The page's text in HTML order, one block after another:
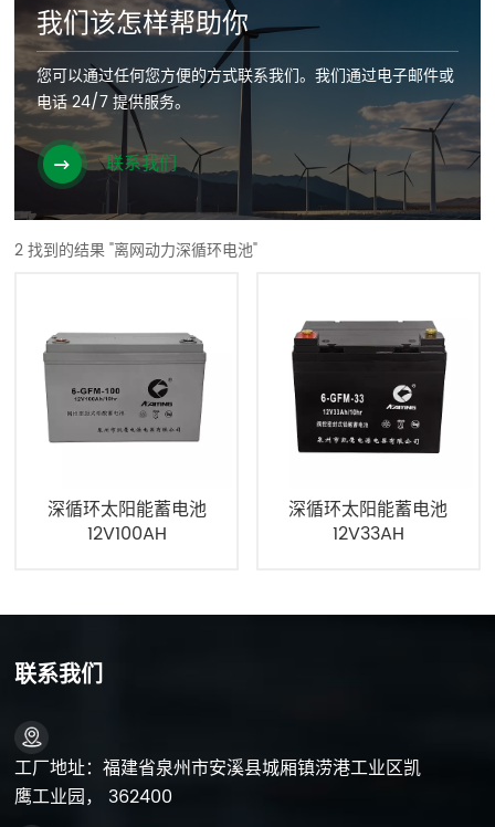
我们该怎样帮助你
您可以通过任何您方便的方式联系我们。我们通过电子邮件或
电话 24/7 提供服务。
联系我们
2 找到的结果 "离网动力深循环电池"
深循环太阳能蓄电池
12V100AH
深循环太阳能蓄电池
12V33AH
联系我们
工厂地址：福建省泉州市安溪县城厢镇涝港工业区凯
鹰工业园， 362400